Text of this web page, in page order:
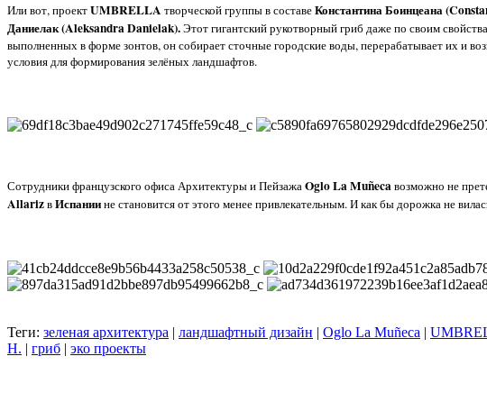
Или вот, проектUMBRELLA творческой группы в составеКонстантина Боинцеана
Даниелак (Aleksandra Danielak).Этот гигантский рукотворный гриб даже по своим
выполненных в форме зонтов, он собирает сточные городские воды, перерабатывает их и
условия для формирования зелёных ландшафтов.
Сотрудники французского офиса Архитектуры и ПейзажаOgloLa Muñecaвозможно не
AllarizвИспаниине становится от этого менее привлекательным. И как бы дорожка не
Теги: зеленая архитектура | ландшафтный дизайн | Oglo La Muñeca |
H. | гриб | эко проекты